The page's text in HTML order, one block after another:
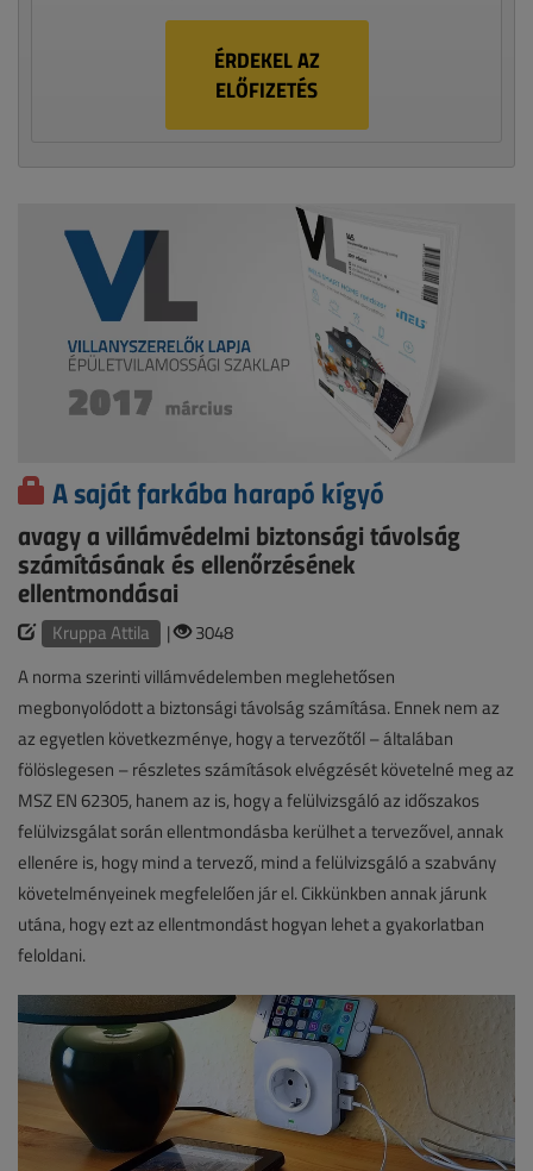
ÉRDEKEL AZ
ELŐFIZETÉS
A saját farkába harapó kígyó
avagy a villámvédelmi biztonsági távolság
számításának és ellenőrzésének
ellentmondásai
Kruppa Attila |
3048
A norma szerinti villámvédelemben meglehetősen
megbonyolódott a biztonsági távolság számítása. Ennek nem az
az egyetlen következménye, hogy a tervezőtől – általában
fölöslegesen – részletes számítások elvégzését követelné meg az
MSZ EN 62305, hanem az is, hogy a felülvizsgáló az időszakos
felülvizsgálat során ellentmondásba kerülhet a tervezővel, annak
ellenére is, hogy mind a tervező, mind a felülvizsgáló a szabvány
követelményeinek megfelelően jár el. Cikkünkben annak járunk
utána, hogy ezt az ellentmondást hogyan lehet a gyakorlatban
feloldani.